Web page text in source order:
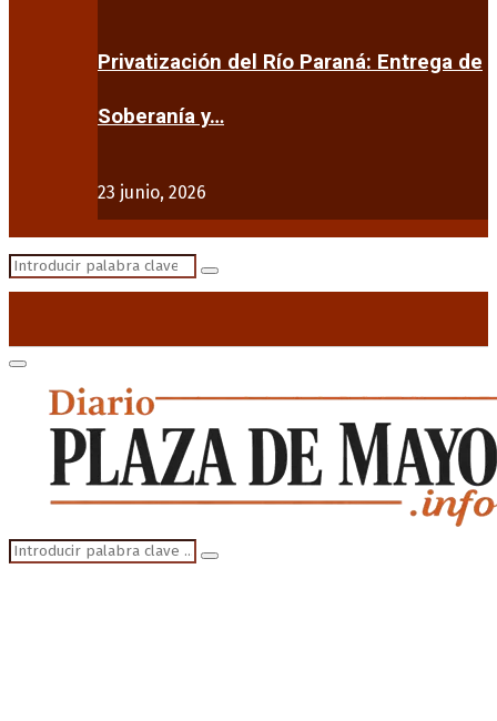
Privatización del Río Paraná: Entrega de
Soberanía y…
23 junio, 2026
Search
Search
Primary
Menu
Search
for:
Search